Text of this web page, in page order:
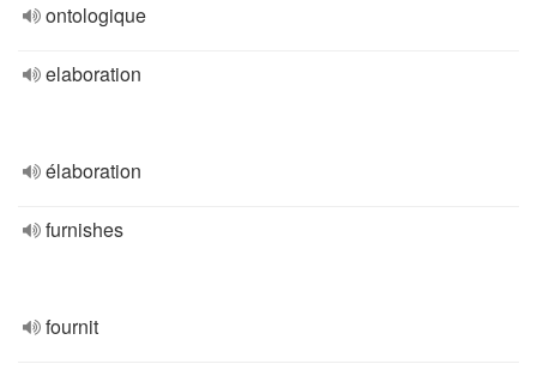
ontologique
elaboration
élaboration
furnishes
fournit